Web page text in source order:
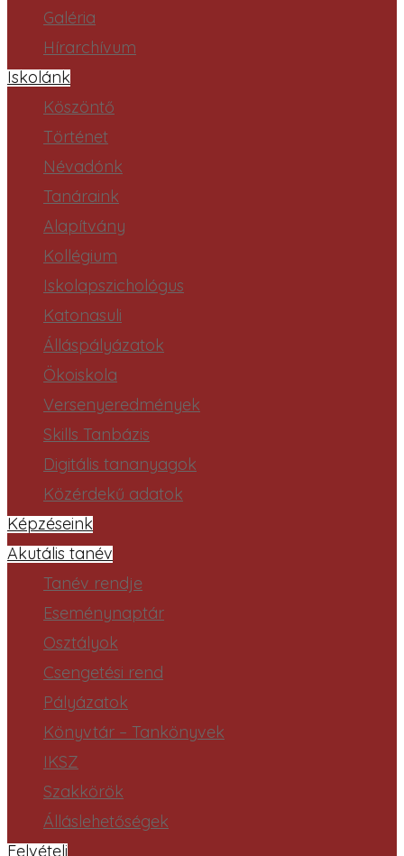
Galéria
Hírarchívum
Iskolánk
Köszöntő
Történet
Névadónk
Tanáraink
Alapítvány
Kollégium
Iskolapszichológus
Katonasuli
Álláspályázatok
Ökoiskola
Versenyeredmények
Skills Tanbázis
Digitális tananyagok
Közérdekű adatok
Képzéseink
Akutális tanév
Tanév rendje
Eseménynaptár
Osztályok
Csengetési rend
Pályázatok
Könyvtár – Tankönyvek
IKSZ
Szakkörök
Álláslehetőségek
Felvételi